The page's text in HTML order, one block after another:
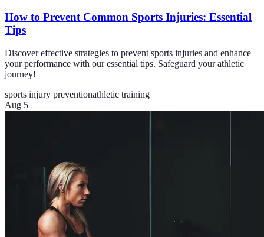
How to Prevent Common Sports Injuries: Essential
Tips
Discover effective strategies to prevent sports injuries and enhance
your performance with our essential tips. Safeguard your athletic
journey!
sports injury preventionathletic training
Aug 5